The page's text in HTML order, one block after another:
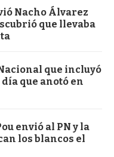
Nacho Álvarez
que llevaba
que incluyó
que anotó en
envió al PN y la
los blancos el